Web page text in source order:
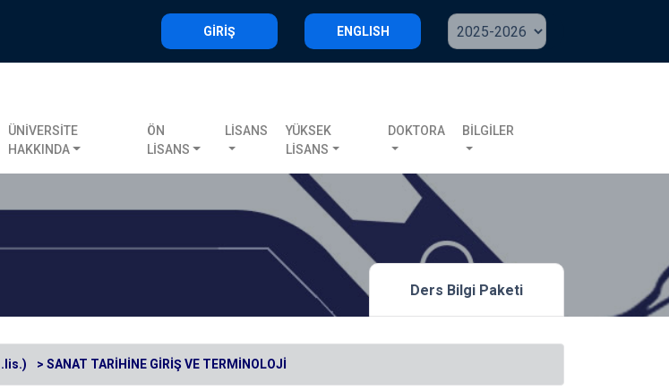
ENGLISH
GİRİŞ
ÜNİVERSİTE
HAKKINDA
ÖN
LİSANS
LİSANS
YÜKSEK
LİSANS
DOKTORA BİLGİLER
Ders Bilgi Paketi
> SANAT TARİHİNE GİRİŞ VE TERMİNOLOJİ